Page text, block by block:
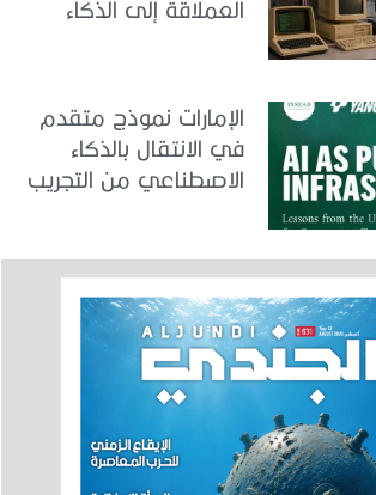
العملاقة إلى الذكاء
الإمارات نموذج متقدم
في الانتقال بالذكاء
الاصطناعي من التجريب